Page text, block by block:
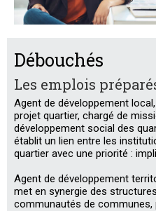
Débouchés
Les emplois
Agent de développement
projet quartier, chargé de
développement social des
établit un lien entre les
quartier avec une priorité :
Agent de développement
met en synergie des
communautés de communes,